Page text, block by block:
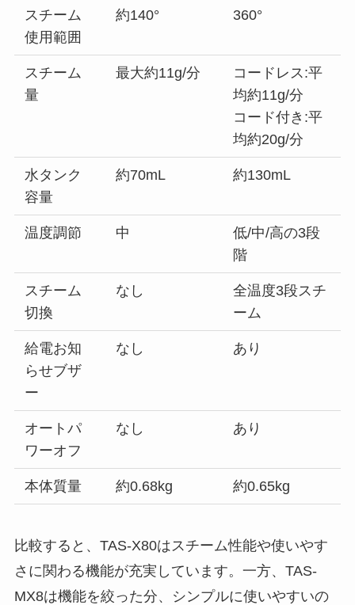
スチーム
使用範囲
約140° 360°
スチーム
量
最大約11g/分
コードレス:平
均約11g/分
コード付き:平
均約20g/分
水タンク
容量
約70mL 約130mL
温度調節 中
低/中/高の3段
階
スチーム
切換
なし
全温度3段スチ
ーム
給電お知
らせブザ
ー
なし あり
オートパ
ワーオフ
なし あり
本体質量 約0.68kg 約0.65kg
比較すると、TAS-X80はスチーム性能や使いやす
さに関わる機能が充実しています。一方、TAS-
MX8は機能を絞った分、シンプルに使いやすいの